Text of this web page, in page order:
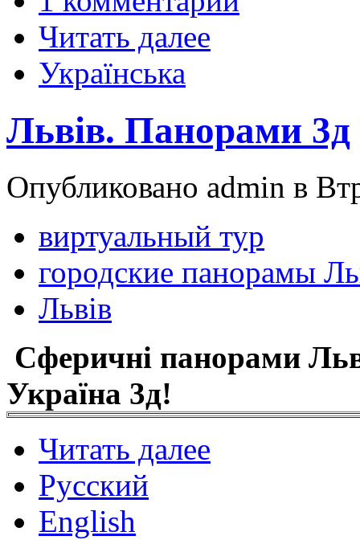
Читать далее
Українська
Львів. Панорами 3д
Опубликовано admin в
виртуальный тур
городские панорамы
Львів
Сферичні панорами
Україна 3д!
Читать далее
Русский
English